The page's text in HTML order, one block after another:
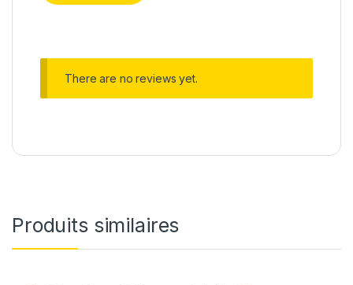
There are no reviews yet.
Produits similaires